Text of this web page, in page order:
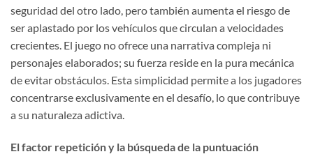
seguridad del otro lado, pero también aumenta el riesgo de
ser aplastado por los vehículos que circulan a velocidades
crecientes. El juego no ofrece una narrativa compleja ni
personajes elaborados; su fuerza reside en la pura mecánica
de evitar obstáculos. Esta simplicidad permite a los jugadores
concentrarse exclusivamente en el desafío, lo que contribuye
a su naturaleza adictiva.
El factor repetición y la búsqueda de la puntuación